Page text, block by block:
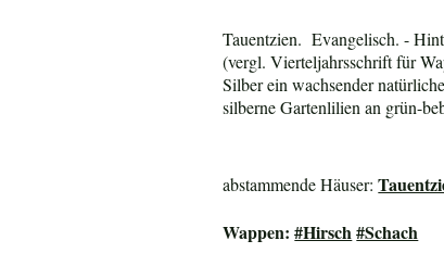
Tauentzien. Evangelisch. -
(vergl. Vierteljahrsschrift für
Silber ein wachsender
silberne Gartenlilien an grün-
abstammende Häuser:
Wappen:#Hirsch#Schach